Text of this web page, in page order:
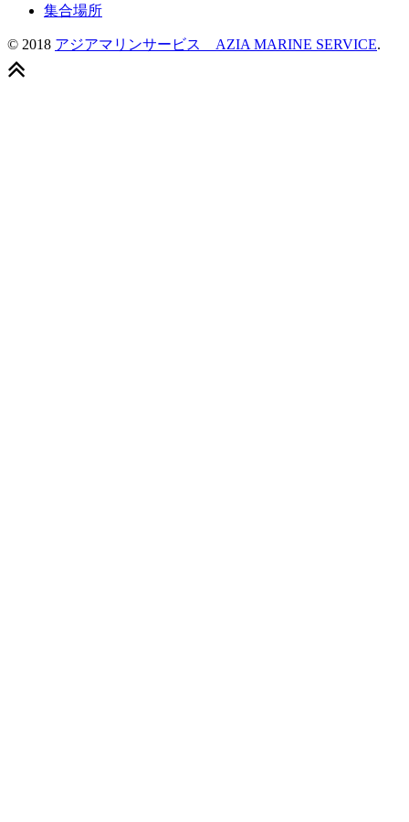
集合場所
© 2018 アジアマリンサービス AZIA MARINE SERVICE.